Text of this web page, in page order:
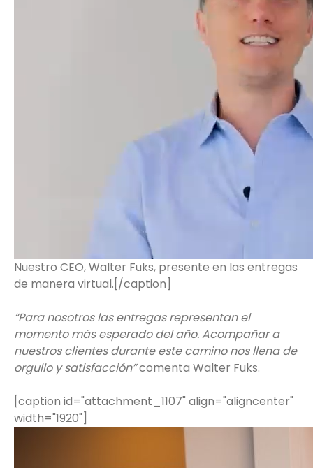
Nuestro CEO, Walter Fuks, presente en las entregas
de manera virtual.[/caption]
“Para nosotros las entregas representan el
momento más esperado del año. Acompañar a
nuestros clientes durante este camino nos llena de
orgullo y satisfacción”comenta Walter Fuks.
[caption id="attachment_1107" align="aligncenter"
width="1920"]